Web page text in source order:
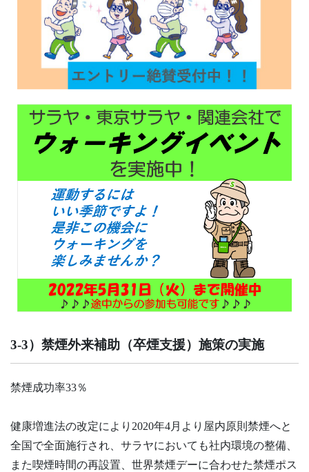
3-3）禁煙外来補助（卒煙支援）施策の実施
禁煙成功率33％
健康増進法の改定により2020年4月より屋内原則禁煙へと
全国で全面施行され、サラヤにおいても社内環境の整備、
また喫煙時間の再設置、世界禁煙デーに合わせた禁煙ポス